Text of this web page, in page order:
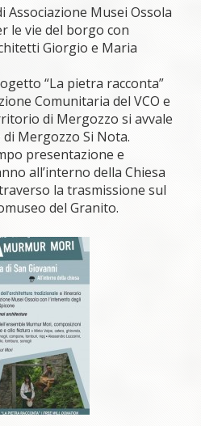
Associazione Musei Ossola
le vie del borgo con
Giorgio e Maria
“La pietra racconta”
Comunitaria del VCO e
di Mergozzo si avvale
Mergozzo Si Nota.
presentazione e
all’interno della Chiesa
la trasmissione sul
del Granito.